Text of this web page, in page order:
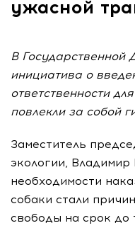
ужасной
В Государственной
инициатива о
ответственности
повлекли за собой
Заместитель
экологии, Владимир
необходимости
собаки стали
свободы на срок до